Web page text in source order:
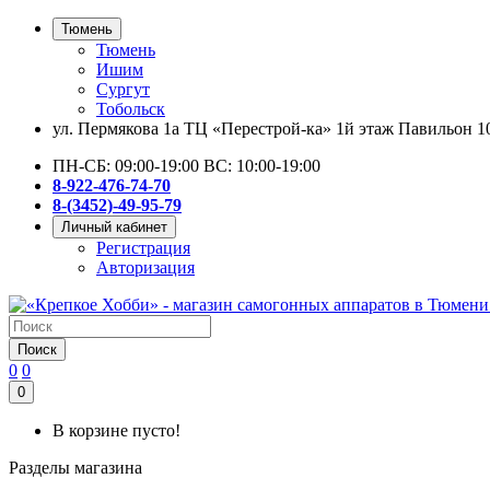
Тюмень
Тюмень
Ишим
Сургут
Тобольск
ул. Пермякова 1а ТЦ «Перестрой-ка» 1й этаж Павильон
ПН-СБ: 09:00-19:00 ВС: 10:00-19:00
8-922-476-74-70
8-(3452)-49-95-79
Личный кабинет
Регистрация
Авторизация
Поиск
0 0
0
В корзине пусто!
Разделы магазина